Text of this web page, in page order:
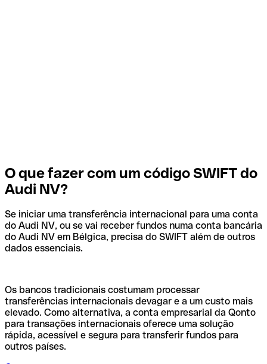
O que fazer com um código SWIFT do
Audi NV?
Se iniciar uma transferência internacional para uma conta
do Audi NV, ou se vai receber fundos numa conta bancária
do Audi NV em Bélgica, precisa do SWIFT além de outros
dados essenciais.
Os bancos tradicionais costumam processar
transferências internacionais devagar e a um custo mais
elevado. Como alternativa, a conta empresarial da Qonto
para transações internacionais oferece uma solução
rápida, acessível e segura para transferir fundos para
outros países.